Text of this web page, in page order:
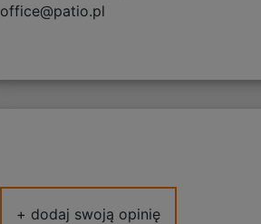
office@patio.pl
+ dodaj swoją opinię